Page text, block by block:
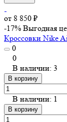
от 8 850 ₽
-17% Выгодная
Кроссовки Nike
0
0
В наличии: 3
В корзину
В наличии: 1
В корзину